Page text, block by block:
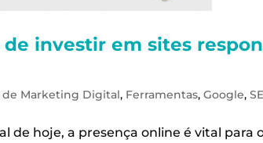
de investir em sites
de Marketing Digital, Ferramentas,Google,
de hoje, a presença online é vital para